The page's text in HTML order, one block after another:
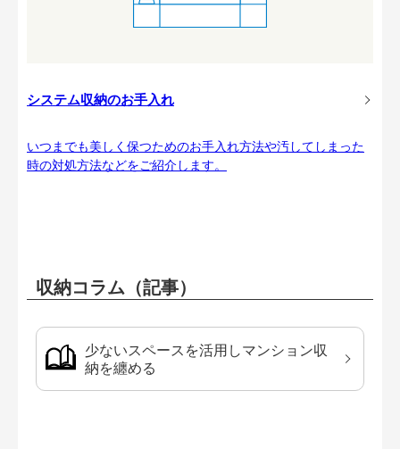
システム収納のお手入れ
いつまでも美しく保つためのお手入れ方法や汚してしまった
時の対処方法などをご紹介します。
収納コラム（記事）
少ないスペースを活用しマンション収
納を纏める